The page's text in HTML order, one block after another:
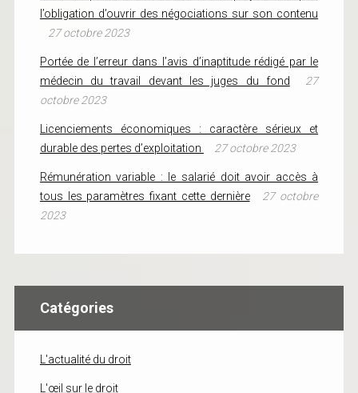
l’obligation d’ouvrir des négociations sur son contenu
27 octobre 2023
Portée de l’erreur dans l’avis d’inaptitude rédigé par le
médecin du travail devant les juges du fond
27
octobre 2023
Licenciements économiques : caractère sérieux et
durable des pertes d’exploitation
27 octobre 2023
Rémunération variable : le salarié doit avoir accès à
tous les paramètres fixant cette dernière
27 octobre
2023
Catégories
L'actualité du droit
L'œil sur le droit